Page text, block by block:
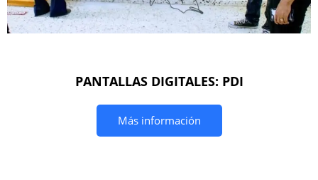
PANTALLAS DIGITALES: PDI
Más información